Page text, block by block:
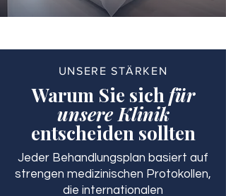
UNSERE STÄRKEN
Warum Sie sichfür
unsere Klinik
entscheiden sollten
Jeder Behandlungsplan basiert auf
strengen medizinischen Protokollen,
die internationalen